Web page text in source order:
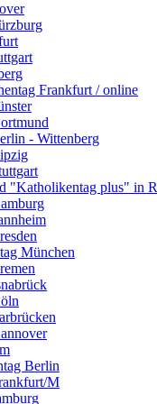
Frankfurt / online
- Wittenberg
"Katholikentag plus" in
München
Berlin
M